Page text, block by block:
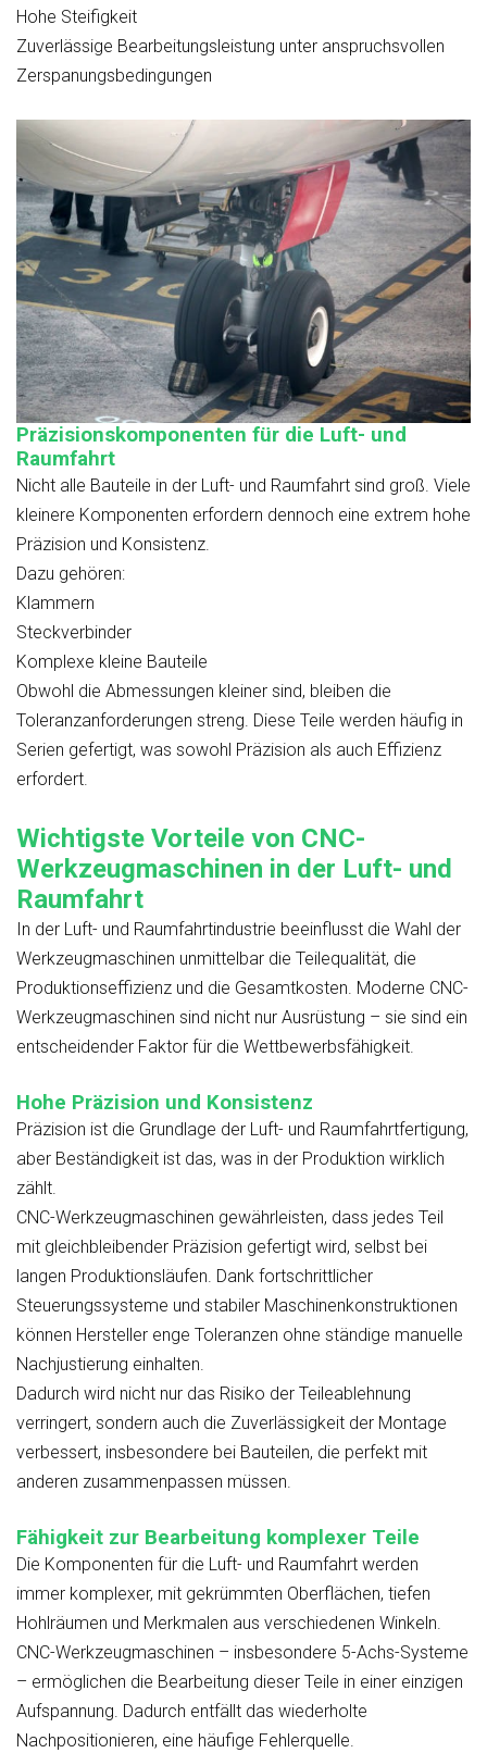
Hohe Steifigkeit
Zuverlässige Bearbeitungsleistung unter anspruchsvollen
Zerspanungsbedingungen
Präzisionskomponenten für die Luft- und
Raumfahrt
Nicht alle Bauteile in der Luft- und Raumfahrt sind groß. Viele
kleinere Komponenten erfordern dennoch eine extrem hohe
Präzision und Konsistenz.
Dazu gehören:
Klammern
Steckverbinder
Komplexe kleine Bauteile
Obwohl die Abmessungen kleiner sind, bleiben die
Toleranzanforderungen streng. Diese Teile werden häufig in
Serien gefertigt, was sowohl Präzision als auch Effizienz
erfordert.
Wichtigste Vorteile von CNC-
Werkzeugmaschinen in der Luft- und
Raumfahrt
In der Luft- und Raumfahrtindustrie beeinflusst die Wahl der
Werkzeugmaschinen unmittelbar die Teilequalität, die
Produktionseffizienz und die Gesamtkosten. Moderne CNC-
Werkzeugmaschinen sind nicht nur Ausrüstung – sie sind ein
entscheidender Faktor für die Wettbewerbsfähigkeit.
Hohe Präzision und Konsistenz
Präzision ist die Grundlage der Luft- und Raumfahrtfertigung,
aber Beständigkeit ist das, was in der Produktion wirklich
zählt.
CNC-Werkzeugmaschinen gewährleisten, dass jedes Teil
mit gleichbleibender Präzision gefertigt wird, selbst bei
langen Produktionsläufen. Dank fortschrittlicher
Steuerungssysteme und stabiler Maschinenkonstruktionen
können Hersteller enge Toleranzen ohne ständige manuelle
Nachjustierung einhalten.
Dadurch wird nicht nur das Risiko der Teileablehnung
verringert, sondern auch die Zuverlässigkeit der Montage
verbessert, insbesondere bei Bauteilen, die perfekt mit
anderen zusammenpassen müssen.
Fähigkeit zur Bearbeitung komplexer Teile
Die Komponenten für die Luft- und Raumfahrt werden
immer komplexer, mit gekrümmten Oberflächen, tiefen
Hohlräumen und Merkmalen aus verschiedenen Winkeln.
CNC-Werkzeugmaschinen – insbesondere 5-Achs-Systeme
– ermöglichen die Bearbeitung dieser Teile in einer einzigen
Aufspannung. Dadurch entfällt das wiederholte
Nachpositionieren, eine häufige Fehlerquelle.